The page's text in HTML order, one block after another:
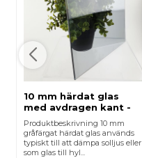
10 mm härdat glas
med avdragen kant -
Grå
Produktbeskrivning 10 mm
gråfärgat härdat glas används
typiskt till att dämpa solljus eller
som glas till hyl...